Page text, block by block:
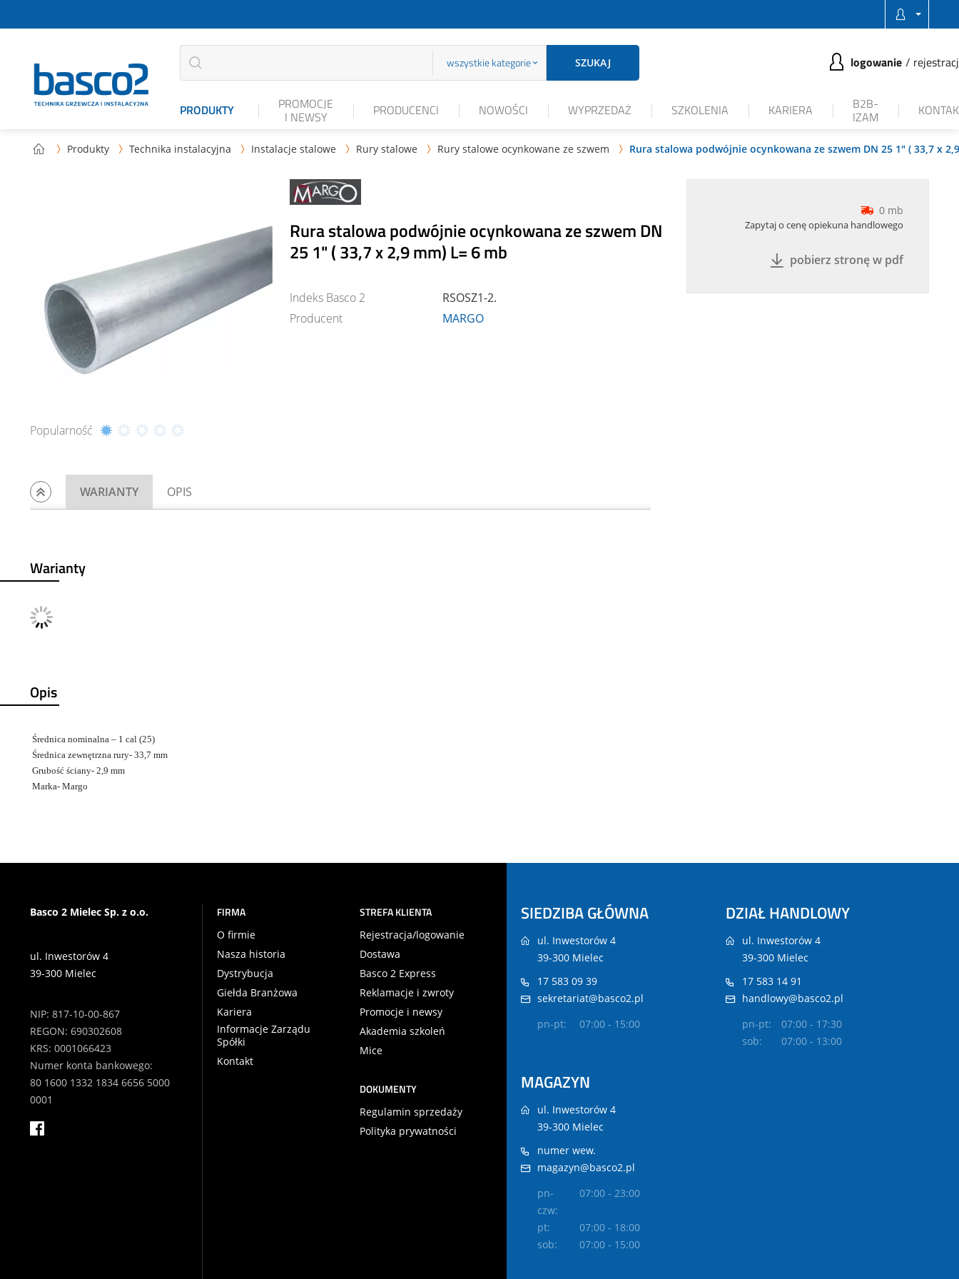
wszystkie kategorie SZUKAJ logowanie
PRODUKTY PROMOCJE
I NEWSY PRODUCENCI NOWOŚCI WYPRZEDAŻ SZKOLENIA KARIERA B2B-
IZAM
 Produkty  Technika instalacyjna  Instalacje stalowe  Rury stalowe  Rury stalowe ocynkowane ze szwem  Rura stalowa podwójnie ocynkowana ze szwem DN 25 1" ( 33,7 x
Popularność
Rura stalowa podwójnie ocynkowana ze szwem DN
25 1" ( 33,7 x 2,9 mm) L= 6 mb
Indeks Basco 2
RSOSZ1-2.
Producent
MARGO
0 mb
Zapytaj o cenę opiekuna handlowego
pobierz stronę w pdf
WARIANTY OPIS
Warianty
Opis
Średnica nominalna – 1 cal (25)
Średnica zewnętrzna rury- 33,7 mm
Grubość ściany- 2,9 mm
Marka- Margo
Basco 2 Mielec Sp. z o.o.
ul. Inwestorów 4
39-300 Mielec
NIP: 817-10-00-867
REGON: 690302608
KRS: 0001066423
Numer konta bankowego:
80 1600 1332 1834 6656 5000
0001
FIRMA
O firmie
Nasza historia
Dystrybucja
Giełda Branżowa
Kariera
Informacje Zarządu
Spółki
Kontakt
STREFA KLIENTA
Rejestracja/logowanie
Dostawa
Basco 2 Express
Reklamacje i zwroty
Promocje i newsy
Akademia szkoleń
Mice
DOKUMENTY
Regulamin sprzedaży
Polityka prywatności
SIEDZIBA GŁÓWNA
ul. Inwestorów 4
39-300 Mielec
17 583 09 39
sekretariat@basco2.pl
pn-pt:
07:00 - 15:00
DZIAŁ HANDLOWY
ul. Inwestorów 4
39-300 Mielec
17 583 14 91
handlowy@basco2.pl
pn-pt:
07:00 - 17:30
sob:
07:00 - 13:00
MAGAZYN
ul. Inwestorów 4
39-300 Mielec
numer wew.
magazyn@basco2.pl
pn-
czw:
07:00 - 23:00
pt:
07:00 - 18:00
sob:
07:00 - 15:00